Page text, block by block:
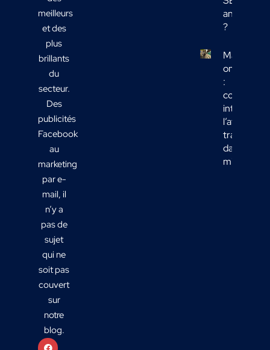
meilleurs
et des
plus
brillants
du
secteur.
Des
publicités
Facebook
au
marketing
par e-
mail, il
n’y a
pas de
sujet
qui ne
soit pas
couvert
sur
notre
blog.
analyser
?
Marketing
omnicanal
:
comment
intégrer
l’affichage
transport
dans votre
mix média